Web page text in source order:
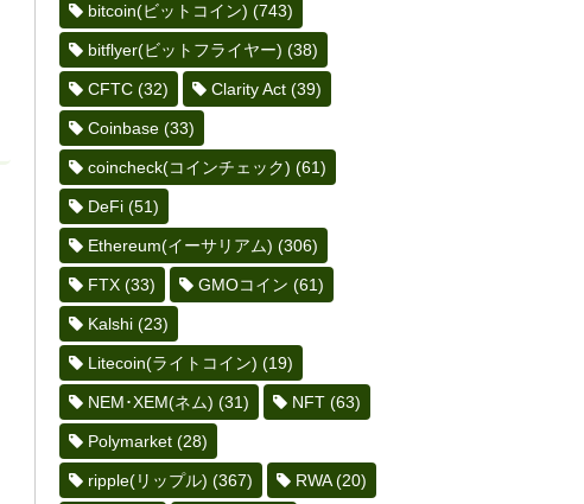
bitcoin(ビットコイン) (743)
bitflyer(ビットフライヤー) (38)
CFTC (32) Clarity Act (39)
Coinbase (33)
coincheck(コインチェック) (61)
DeFi (51)
Ethereum(イーサリアム) (306)
FTX (33) GMOコイン (61)
Kalshi (23)
Litecoin(ライトコイン) (19)
NEM･XEM(ネム) (31) NFT (63)
Polymarket (28)
ripple(リップル) (367) RWA(20)